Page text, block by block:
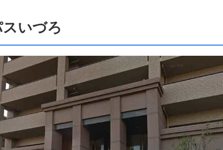
いづろ